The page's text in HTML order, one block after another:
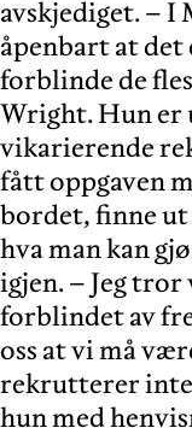
avskjediget. –
åpenbart at det
forblinde de
Wright. Hun er
vikarierende
fått oppgaven
bordet, finne ut
hva man kan
igjen. – Jeg
forblindet av
oss at vi må
rekrutterer
hun med